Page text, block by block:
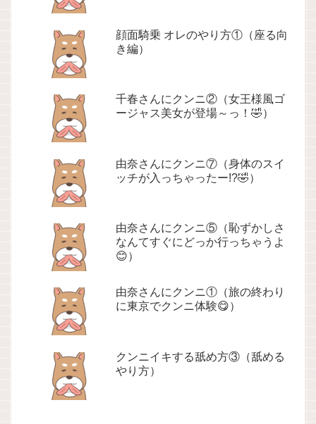
顔面騎乗 オレのやり方①（座る向
き編）
千春さんにクンニ②（女王様風ゴ
ージャス美女が登場～っ！🤣）
由奈さんにクンニ⑦（身体のスイ
ッチが入っちゃったー!?🤣）
由奈さんにクンニ⑤（恥ずかしさ
なんてすぐにどっか行っちゃうよ
😊）
由奈さんにクンニ①（旅の終わり
に東京でクンニ体験😋）
クンニイキする舐め方③（舐める
やり方）